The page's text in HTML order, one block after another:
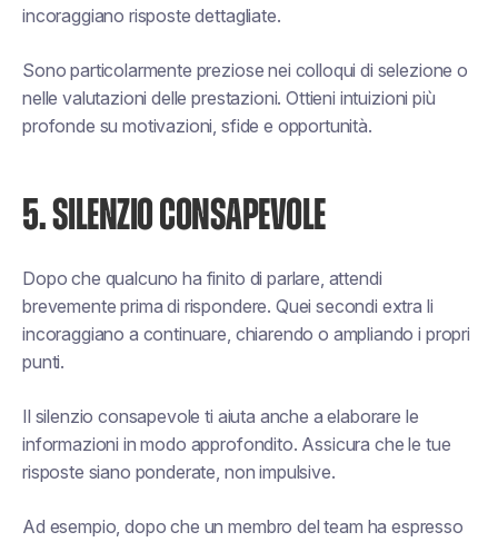
incoraggiano risposte dettagliate.
Sono particolarmente preziose nei colloqui di selezione o
nelle valutazioni delle prestazioni. Ottieni intuizioni più
profonde su motivazioni, sfide e opportunità.
5. SILENZIO CONSAPEVOLE
Dopo che qualcuno ha finito di parlare, attendi
brevemente prima di rispondere. Quei secondi extra li
incoraggiano a continuare, chiarendo o ampliando i propri
punti.
Il silenzio consapevole ti aiuta anche a elaborare le
informazioni in modo approfondito. Assicura che le tue
risposte siano ponderate, non impulsive.
Ad esempio, dopo che un membro del team ha espresso